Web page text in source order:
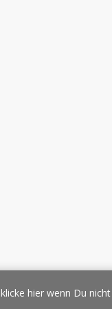
Werbung/
hier wenn Du